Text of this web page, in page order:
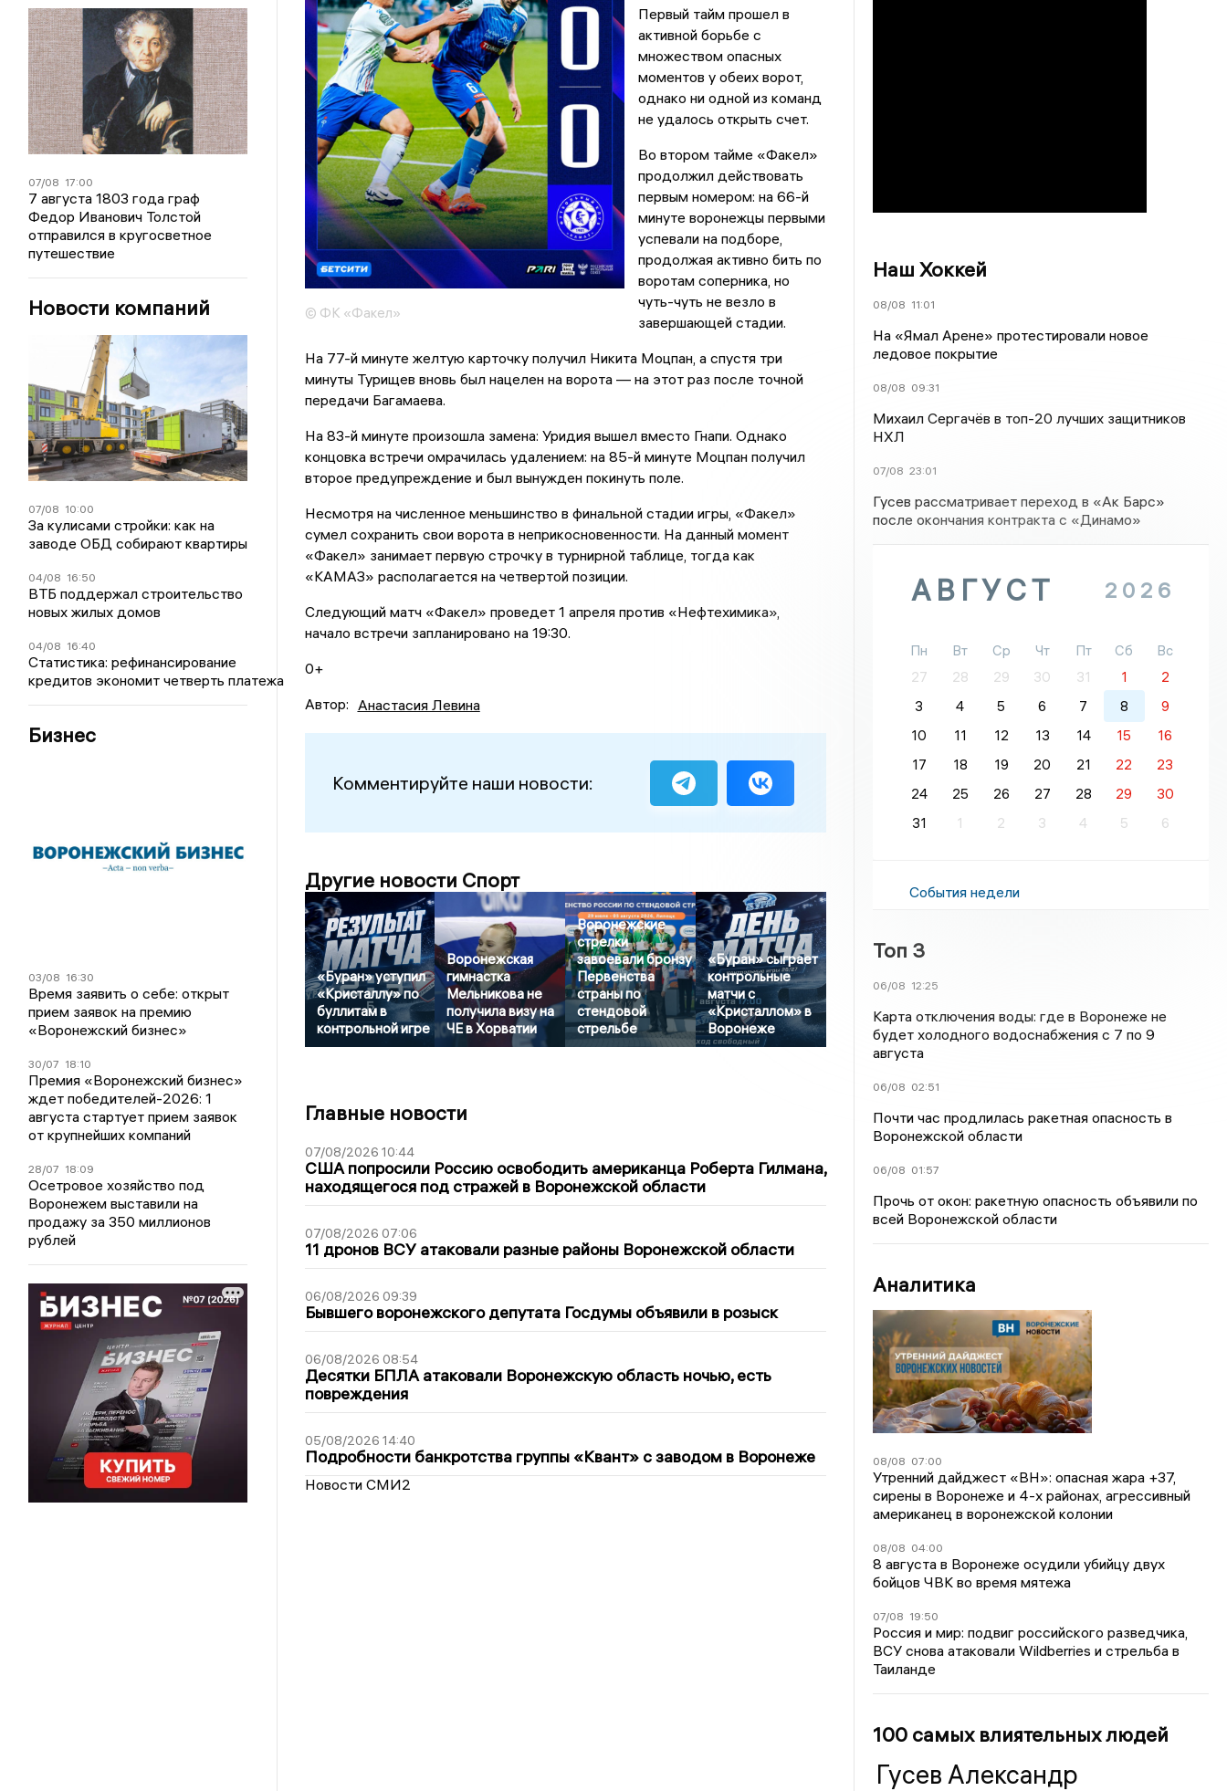
07/08 17:00
7 августа 1803 года граф
Федор Иванович Толстой
отправился в кругосветное
путешествие
Новости компаний
07/08 10:00
За кулисами стройки: как на
заводе ОБД собирают квартиры
04/08 16:50
ВТБ поддержал строительство
новых жилых домов
04/08 16:40
Статистика: рефинансирование
кредитов экономит четверть платежа
Бизнес
03/08 16:30
Время заявить о себе: открыт
прием заявок на премию
«Воронежский бизнес»
30/07 18:10
Премия «Воронежский бизнес»
ждет победителей-2026: 1
августа стартует прием заявок
от крупнейших компаний
28/07 18:09
Осетровое хозяйство под
Воронежем выставили на
продажу за 350 миллионов
рублей
© ФК «Факел»
Первый тайм прошел в
активной борьбе с
множеством опасных
моментов у обеих ворот,
однако ни одной из команд
не удалось открыть счет.
Во втором тайме «Факел»
продолжил действовать
первым номером: на 66-й
минуте воронежцы первыми
успевали на подборе,
продолжая активно бить по
воротам соперника, но
чуть-чуть не везло в
завершающей стадии.
На 77-й минуте желтую карточку получил Никита Моцпан, а спустя три
минуты Турищев вновь был нацелен на ворота — на этот раз после точной
передачи Багамаева.
На 83-й минуте произошла замена: Уридия вышел вместо Гнапи. Однако
концовка встречи омрачилась удалением: на 85-й минуте Моцпан получил
второе предупреждение и был вынужден покинуть поле.
Несмотря на численное меньшинство в финальной стадии игры, «Факел»
сумел сохранить свои ворота в неприкосновенности. На данный момент
«Факел» занимает первую строчку в турнирной таблице, тогда как
«КАМАЗ» располагается на четвертой позиции.
Следующий матч «Факел» проведет 1 апреля против «Нефтехимика»,
начало встречи запланировано на 19:30.
0+
Автор: Анастасия Левина
Комментируйте наши новости:
Другие новости Спорт
«Буран» уступил
«Кристаллу» по
буллитам в
контрольной игре
Воронежская
гимнастка
Мельникова не
получила визу на
ЧЕ в Хорватии
Воронежские
стрелки
завоевали бронзу
Первенства
страны по
стендовой
стрельбе
«Буран» сыграет
контрольные
матчи с
«Кристаллом» в
Воронеже
Главные новости
07/08/2026 10:44
США попросили Россию освободить американца Роберта Гилмана,
находящегося под стражей в Воронежской области
07/08/2026 07:06
11 дронов ВСУ атаковали разные районы Воронежской области
06/08/2026 09:39
Бывшего воронежского депутата Госдумы объявили в розыск
06/08/2026 08:54
Десятки БПЛА атаковали Воронежскую область ночью, есть
повреждения
05/08/2026 14:40
Подробности банкротства группы «Квант» с заводом в Воронеже
Новости СМИ2
Наш Хоккей
08/08 11:01
На «Ямал Арене» протестировали новое
ледовое покрытие
08/08 09:31
Михаил Сергачёв в топ-20 лучших защитников
НХЛ
07/08 23:01
Гусев рассматривает переход в «Ак Барс»
после окончания контракта с «Динамо»
АВГУСТ 2026
Пн Вт Ср Чт Пт Сб
Вс
27
28 29 30 31 1
2
3
4 5 6 7 8
9
10
11 12 13 14 15
16
17
18 19 20 21 22
23
24
25 26 27 28 29
30
31
1 2 3 4 5 6
События недели
Топ 3
06/08 12:25
Карта отключения воды: где в Воронеже не
будет холодного водоснабжения с 7 по 9
августа
06/08 02:51
Почти час продлилась ракетная опасность в
Воронежской области
06/08 01:57
Прочь от окон: ракетную опасность объявили по
всей Воронежской области
Аналитика
08/08 07:00
Утренний дайджест «ВН»: опасная жара +37,
сирены в Воронеже и 4-х районах, агрессивный
американец в воронежской колонии
08/08 04:00
8 августа в Воронеже осудили убийцу двух
бойцов ЧВК во время мятежа
07/08 19:50
Россия и мир: подвиг российского разведчика,
ВСУ снова атаковали Wildberries и стрельба в
Таиланде
100 самых влиятельных людей
Гусев Александр